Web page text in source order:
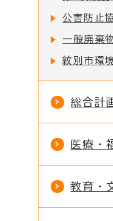
公害防止
一般廃棄
紋別市環
総合計
医療・
教育・